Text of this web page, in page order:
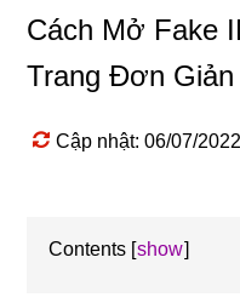
Cách Mở Fake
Trang Đơn Giản
Cập nhật: 06/07/2022
Contents show